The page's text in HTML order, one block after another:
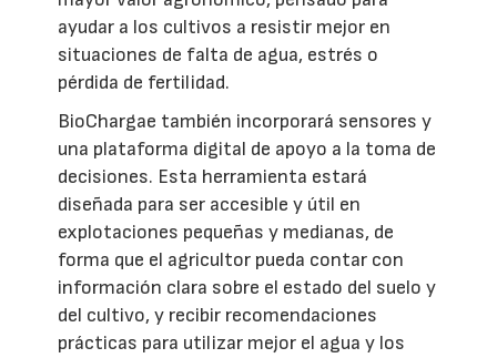
ayudar a los cultivos a resistir mejor en
situaciones de falta de agua, estrés o
pérdida de fertilidad.
BioChargae también incorporará sensores y
una plataforma digital de apoyo a la toma de
decisiones. Esta herramienta estará
diseñada para ser accesible y útil en
explotaciones pequeñas y medianas, de
forma que el agricultor pueda contar con
información clara sobre el estado del suelo y
del cultivo, y recibir recomendaciones
prácticas para utilizar mejor el agua y los